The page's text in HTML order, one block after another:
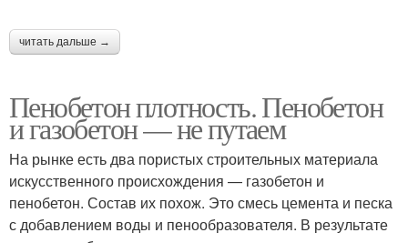
читать дальше →
Пенобетон плотность. Пенобетон
и газобетон — не путаем
На рынке есть два пористых строительных материала
искусственного происхождения — газобетон и
пенобетон. Состав их похож. Это смесь цемента и песка
с добавлением воды и пенообразователя. В результате